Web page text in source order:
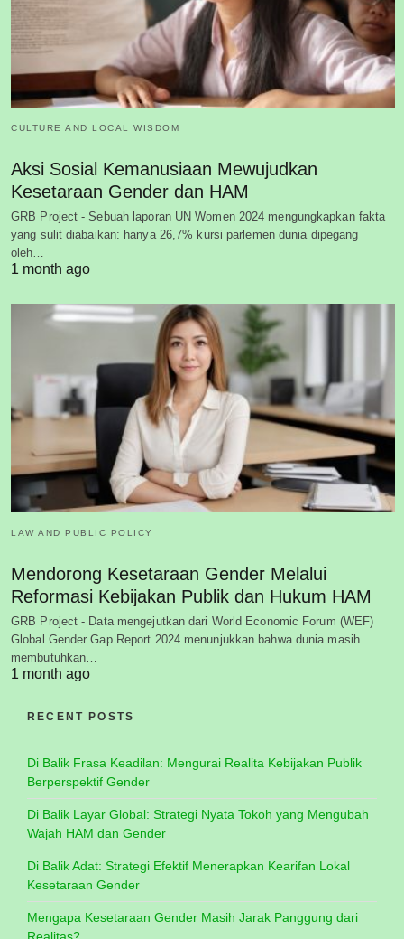
CULTURE AND LOCAL WISDOM
Aksi Sosial Kemanusiaan Mewujudkan
Kesetaraan Gender dan HAM
GRB Project - Sebuah laporan UN Women 2024 mengungkapkan fakta
yang sulit diabaikan: hanya 26,7% kursi parlemen dunia dipegang
oleh…
1 month ago
LAW AND PUBLIC POLICY
Mendorong Kesetaraan Gender Melalui
Reformasi Kebijakan Publik dan Hukum HAM
GRB Project - Data mengejutkan dari World Economic Forum (WEF)
Global Gender Gap Report 2024 menunjukkan bahwa dunia masih
membutuhkan…
1 month ago
RECENT POSTS
Di Balik Frasa Keadilan: Mengurai Realita Kebijakan Publik
Berperspektif Gender
Di Balik Layar Global: Strategi Nyata Tokoh yang Mengubah
Wajah HAM dan Gender
Di Balik Adat: Strategi Efektif Menerapkan Kearifan Lokal
Kesetaraan Gender
Mengapa Kesetaraan Gender Masih Jarak Panggung dari